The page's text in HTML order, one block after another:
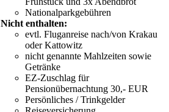
Nationalparkgebühren
Nicht enthalten:
evtl. Fluganreise nach/von Krakau
oder Kattowitz
nicht genannte Mahlzeiten sowie
Getränke
EZ-Zuschlag für
Pensionübernachtung 30,- EUR
Persönliches / Trinkgelder